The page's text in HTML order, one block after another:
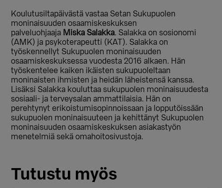
Koulutusiltapäivästä vastaa Setan Sukupuolen
moninaisuuden osaamiskeskuksen
palveluohjaaja Miska Salakka. Salakka on sosionomi
(AMK) ja psykoterapeutti (KAT). Salakka on
työskennellyt Sukupuolen moninaisuuden
osaamiskeskuksessa vuodesta 2016 alkaen. Hän
työskentelee kaiken ikäisten sukupuoleltaan
moninaisten ihmisten ja heidän läheistensä kanssa.
Lisäksi Salakka kouluttaa sukupuolen moninaisuudesta
sosiaali- ja terveysalan ammattilaisia. Hän on
perehtynyt erikoistumisopinnoissaan ja lopputöissään
sukupuolen moninaisuuteen ja kehittänyt Sukupuolen
moninaisuuden osaamiskeskuksen asiakastyön
menetelmiä sekä omahoitosivustoja.
Tutustu myös